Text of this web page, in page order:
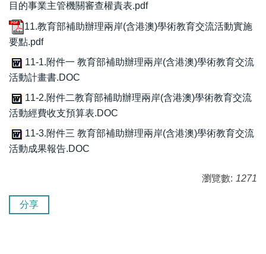
目的事業主管機關審查權責表.pdf
11.教育部補助辦理兩岸(含港澳)學術教育交流活動實施
要點.pdf
11-1.附件一 教育部補助辦理兩岸(含港澳)學術教育交流
活動計畫書.DOC
11-2.附件二教育部補助辦理兩岸(含港澳)學術教育交流
活動經費收支預算表.DOC
11-3.附件三 教育部補助辦理兩岸(含港澳)學術教育交流
活動成果報告.DOC
瀏覽數: 1271
分享